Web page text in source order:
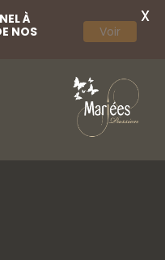
13-Marylise
À
NOS
Voir
X